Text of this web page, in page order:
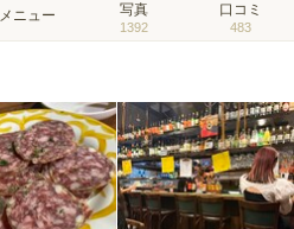
メニュー 写真
1392
口コミ
483